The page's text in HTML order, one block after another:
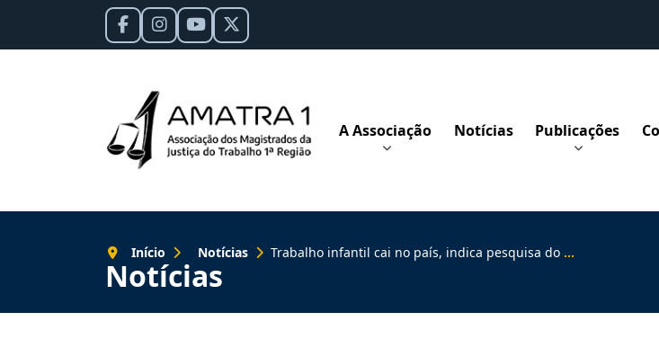
A Associação Notícias Publicações
Notícias
Início Notícias Trabalho infantil cai no país, indica pesquisa do governo federal